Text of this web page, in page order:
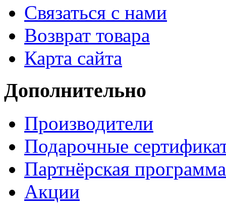
Связаться с нами
Возврат товара
Карта сайта
Дополнительно
Производители
Подарочные
Партнёрская программа
Акции